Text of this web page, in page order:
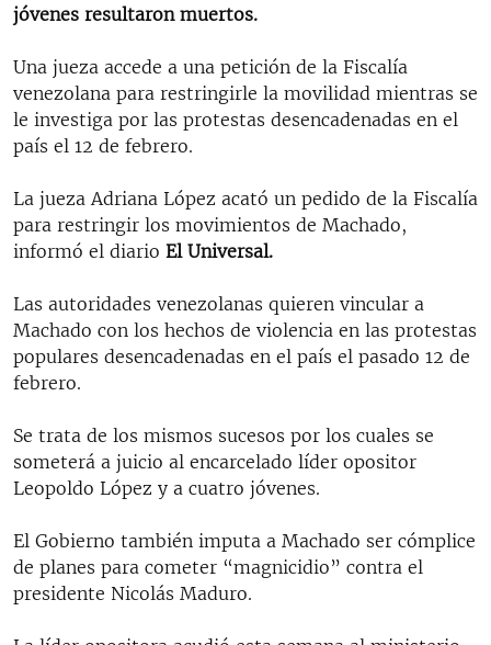
LA INVASIÓN DE RUSIA A UCRANIA
jóvenes resultaron muertos.
Una jueza accede a una petición de la Fiscalía
venezolana para restringirle la movilidad mientras se
le investiga por las protestas desencadenadas en el
país el 12 de febrero.
La jueza Adriana López acató un pedido de la Fiscalía
para restringir los movimientos de Machado,
informó el diario El Universal.
Las autoridades venezolanas quieren vincular a
Machado con los hechos de violencia en las protestas
populares desencadenadas en el país el pasado 12 de
febrero.
Se trata de los mismos sucesos por los cuales se
someterá a juicio al encarcelado líder opositor
Leopoldo López y a cuatro jóvenes.
El Gobierno también imputa a Machado ser cómplice
de planes para cometer “magnicidio” contra el
presidente Nicolás Maduro.